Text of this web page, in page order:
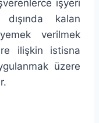
işyeri
kalan
verilmek
ilişkin istisna
üzere